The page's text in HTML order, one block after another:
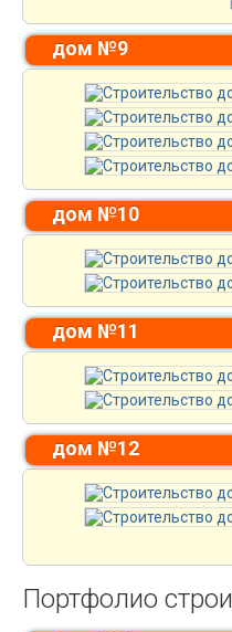
дом №9
дом №10
дом №11
дом №12
Портфолио